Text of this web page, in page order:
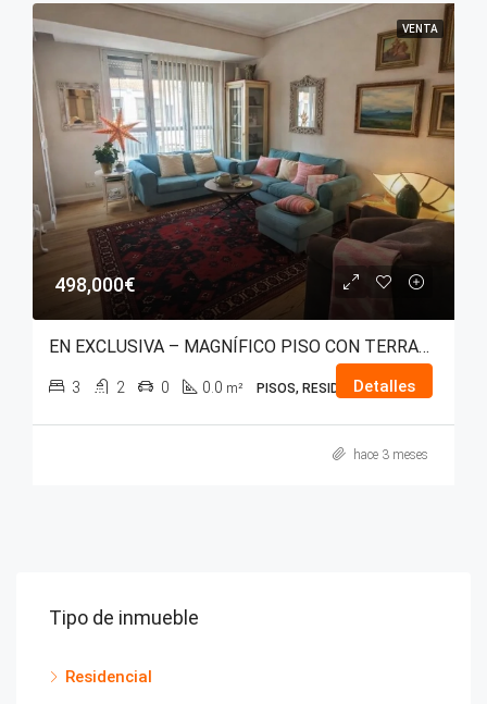
VENTA
498,000€
EN EXCLUSIVA – MAGNÍFICO PISO CON TERRAZA EN CALLE RIOJA
3 2 0 0.0 m² PISOS, RESIDENCIALDetalles
hace 3 meses
Tipo de inmueble
Residencial